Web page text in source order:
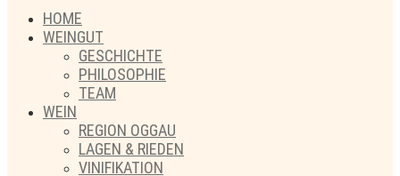
HOME
WEINGUT
GESCHICHTE
PHILOSOPHIE
TEAM
WEIN
REGION OGGAU
LAGEN & RIEDEN
VINIFIKATION